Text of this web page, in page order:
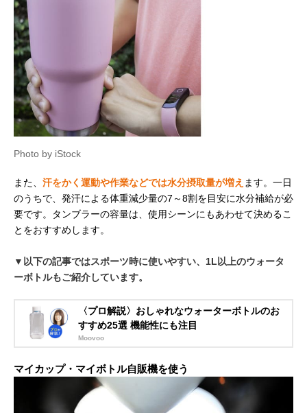
Photo by iStock
また、 汗をかく運動や作業などでは水分摂取量が増え ます。一日
のうちで、発汗による体重減少量の7～8割を目安に水分補給が必
要です。タンブラーの容量は、使用シーンにもあわせて決めるこ
とをおすすめします。
▼以下の記事ではスポーツ時に使いやすい、1L以上のウォータ
ーボトルもご紹介しています。
〈プロ解説〉おしゃれなウォーターボトルのお
すすめ25選 機能性にも注目
Moovoo
マイカップ・マイボトル自販機を使う